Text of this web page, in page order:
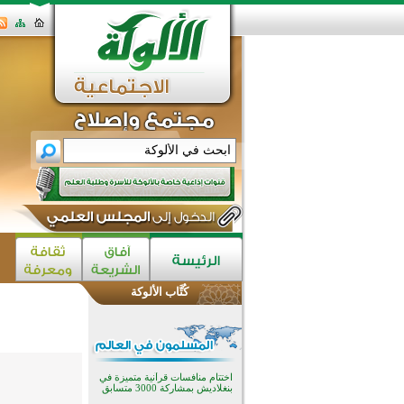
كُتَّاب الألوكة
اختتام الدورة التاسعة لمسابقة حفظ
تيسليتش تختتم برنامجا تعليميا لتعزيز
القيم وبناء الشخصية للشباب
المسلمين
اختتام منافسات قرآنية متميزة في
بنغلاديش بمشاركة 3000 متسابق